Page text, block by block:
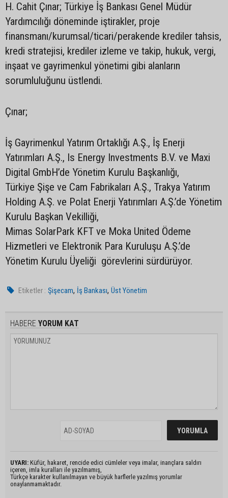
H. Cahit Çınar; Türkiye İş Bankası Genel Müdür
Yardımcılığı döneminde iştirakler, proje
finansmanı/kurumsal/ticari/perakende krediler tahsis,
kredi stratejisi, krediler izleme ve takip, hukuk, vergi,
inşaat ve gayrimenkul yönetimi gibi alanların
sorumluluğunu üstlendi.
Çınar;
İş Gayrimenkul Yatırım Ortaklığı A.Ş., İş Enerji
Yatırımları A.Ş., Is Energy Investments B.V. ve Maxi
Digital GmbH’de Yönetim Kurulu Başkanlığı,
Türkiye Şişe ve Cam Fabrikaları A.Ş., Trakya Yatırım
Holding A.Ş. ve Polat Enerji Yatırımları A.Ş.’de Yönetim
Kurulu Başkan Vekilliği,
Mimas SolarPark KFT ve Moka United Ödeme
Hizmetleri ve Elektronik Para Kuruluşu A.Ş.’de
Yönetim Kurulu Üyeliği görevlerini sürdürüyor.
Etiketler : Şişecam, İş Bankası,Üst Yönetim
HABERE YORUM KAT
UYARI: Küfür, hakaret, rencide edici cümleler veya imalar, inançlara saldırı
içeren, imla kuralları ile yazılmamış,
Türkçe karakter kullanılmayan ve büyük harflerle yazılmış yorumlar
onaylanmamaktadır.